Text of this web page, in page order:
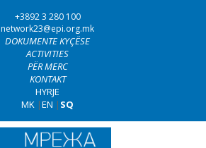
+3892 3 280 100
network23@epi.org.mk
DOKUMENTE KYÇËSE
ACTIVITIES
PËR MERC
KONTAKT
HYRJE
MK |EN | SQ